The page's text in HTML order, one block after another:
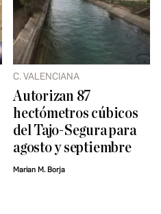
C. VALENCIANA
Autorizan 87
hectómetros cúbicos
del Tajo-Segura para
agosto y septiembre
Marian M. Borja